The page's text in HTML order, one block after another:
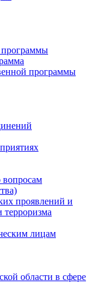
программы
программы
проявлений и
терроризма
лицам
области в сфере